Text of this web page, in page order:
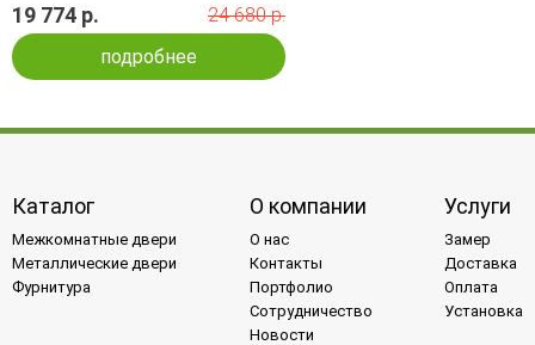
19 774 р.
24 680 р.
подробнее
Каталог
Межкомнатные двери
Металлические двери
Фурнитура
О компании
О нас
Контакты
Портфолио
Сотрудничество
Новости
Услуги
Замер
Доставка
Оплата
Установка